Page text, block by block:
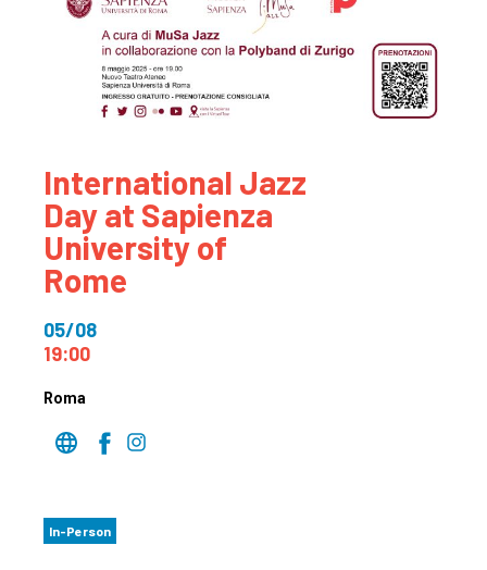
International Jazz
Day at Sapienza
University of
Rome
05/08
19:00
Roma
In-Person